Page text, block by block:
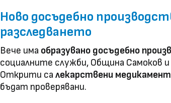
Ново досъдебно
разследването
Вече има образувано досъдебно
социалните служби, Община Самоков
Открити са лекарствени
бъдат проверявани.